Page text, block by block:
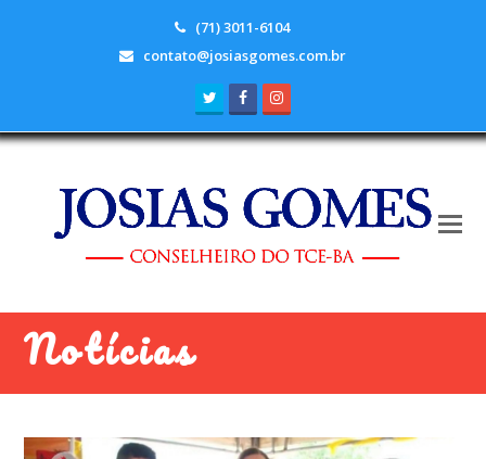
(71) 3011-6104
contato@josiasgomes.com.br
TwitterFacebook
Notícias